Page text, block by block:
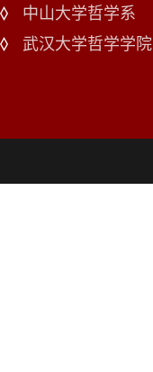
中山大学哲学系
武汉大学哲学学院